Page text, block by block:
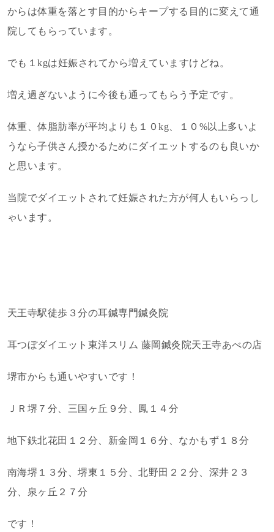
からは体重を落とす目的からキープする目的に変えて通
院してもらっています。
でも１kgは妊娠されてから増えていますけどね。
増え過ぎないように今後も通ってもらう予定です。
体重、体脂肪率が平均よりも１０kg、１０%以上多いよ
うなら子供さん授かるためにダイエットするのも良いか
と思います。
当院でダイエットされて妊娠された方が何人もいらっし
ゃいます。
天王寺駅徒歩３分の耳鍼専門鍼灸院
耳つぼダイエット東洋スリム 藤岡鍼灸院天王寺あべの店
堺市からも通いやすいです！
ＪＲ堺７分、三国ヶ丘９分、鳳１４分
地下鉄北花田１２分、新金岡１６分、なかもず１８分
南海堺１３分、堺東１５分、北野田２２分、深井２３
分、泉ヶ丘２７分
です！